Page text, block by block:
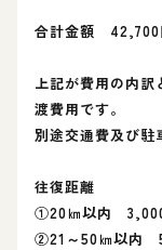
合計金額 42,700
上記が費用の内
渡費用です。
別途交通費及び駐
往復距離
①20㎞以内
②21～50㎞以内